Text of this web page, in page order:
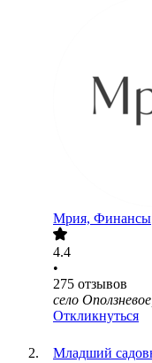
Мрия, Финансы
4.4
•
275 отзывов
село
Откликнуться
Младший